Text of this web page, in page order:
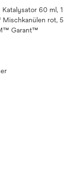
Katalysator 60 ml, 1
rot, 5
Garant™